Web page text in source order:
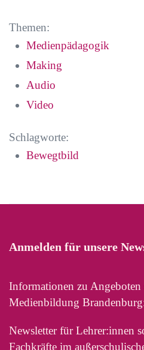
Themen:
Medienpädagogik
Making
Audio
Video
Schlagworte:
Bewegtbild
Anmelden für unsere
Informationen zu Angeboten
Medienbildung
Newsletter für Lehrer:innen
Fachkräfte im